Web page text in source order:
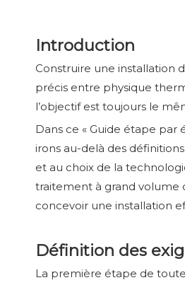
Introduction
Construire une installation
précis entre physique
l’objectif est toujours le
Dans ce « Guide étape par
irons au-delà des
et au choix de la
traitement à grand volume
concevoir une installation
Définition des
La première étape de